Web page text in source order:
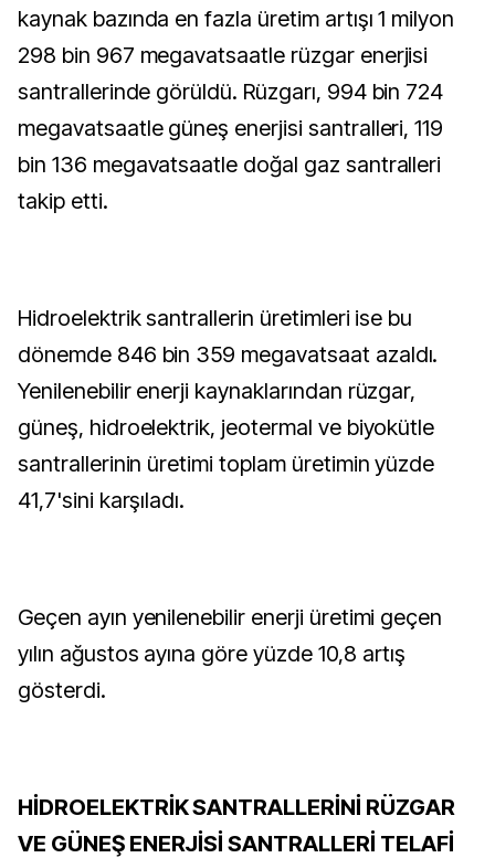
kaynak bazında en fazla üretim artışı 1 milyon
298 bin 967 megavatsaatle rüzgar enerjisi
santrallerinde görüldü. Rüzgarı, 994 bin 724
megavatsaatle güneş enerjisi santralleri, 119
bin 136 megavatsaatle doğal gaz santralleri
takip etti.
Hidroelektrik santrallerin üretimleri ise bu
dönemde 846 bin 359 megavatsaat azaldı.
Yenilenebilir enerji kaynaklarından rüzgar,
güneş, hidroelektrik, jeotermal ve biyokütle
santrallerinin üretimi toplam üretimin yüzde
41,7'sini karşıladı.
Geçen ayın yenilenebilir enerji üretimi geçen
yılın ağustos ayına göre yüzde 10,8 artış
gösterdi.
HİDROELEKTRİK SANTRALLERİNİ RÜZGAR
VE GÜNEŞ ENERJİSİ SANTRALLERİ TELAFİ